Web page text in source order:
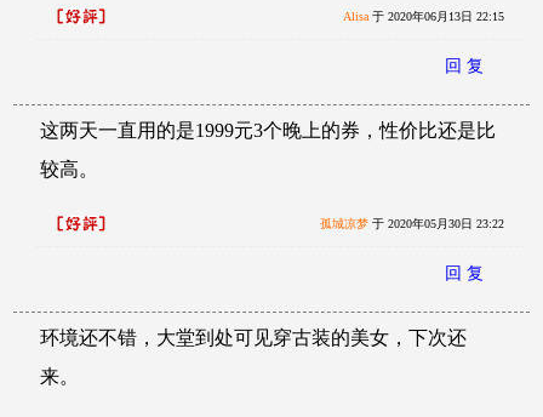
Alisa 于 2020年06月13日 22:15
回 复
这两天一直用的是1999元3个晚上的券，性价比还是比
较高。
孤城凉梦 于 2020年05月30日 23:22
回 复
环境还不错，大堂到处可见穿古装的美女，下次还
来。